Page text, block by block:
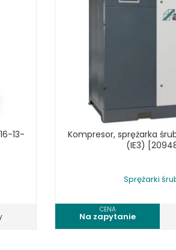
13-
Kompresor, sprężarka
(IE3)
Sprężarki
CENA
Na zapytanie